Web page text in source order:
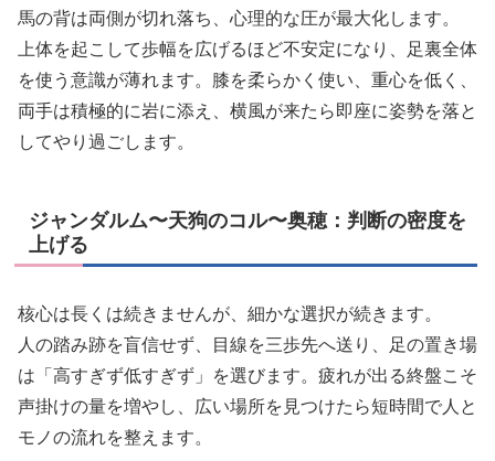
馬の背は両側が切れ落ち、心理的な圧が最大化します。
上体を起こして歩幅を広げるほど不安定になり、足裏全体
を使う意識が薄れます。膝を柔らかく使い、重心を低く、
両手は積極的に岩に添え、横風が来たら即座に姿勢を落と
してやり過ごします。
ジャンダルム〜天狗のコル〜奥穂：判断の密度を
上げる
核心は長くは続きませんが、細かな選択が続きます。
人の踏み跡を盲信せず、目線を三歩先へ送り、足の置き場
は「高すぎず低すぎず」を選びます。疲れが出る終盤こそ
声掛けの量を増やし、広い場所を見つけたら短時間で人と
モノの流れを整えます。